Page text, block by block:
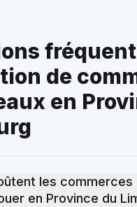
de
en
les commerces
en Province du